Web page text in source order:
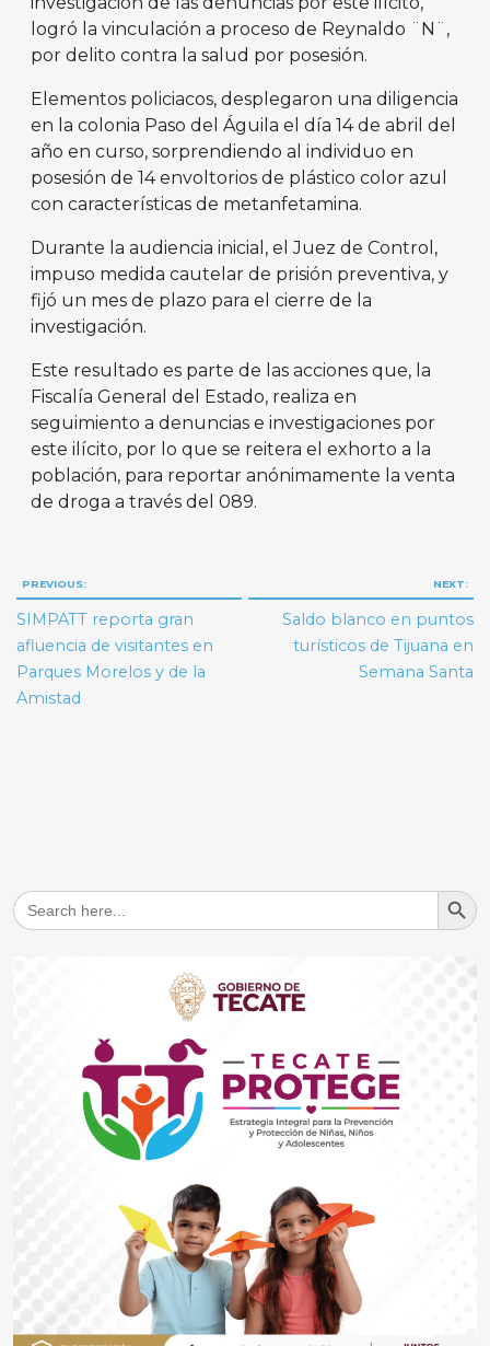
logró la vinculación a proceso de Reynaldo ¨N¨,
por delito contra la salud por posesión.
Elementos policiacos, desplegaron una diligencia
en la colonia Paso del Águila el día 14 de abril del
año en curso, sorprendiendo al individuo en
posesión de 14 envoltorios de plástico color azul
con características de metanfetamina.
Durante la audiencia inicial, el Juez de Control,
impuso medida cautelar de prisión preventiva, y
fijó un mes de plazo para el cierre de la
investigación.
Este resultado es parte de las acciones que, la
Fiscalía General del Estado, realiza en
seguimiento a denuncias e investigaciones por
este ilícito, por lo que se reitera el exhorto a la
población, para reportar anónimamente la venta
de droga a través del 089.
Navegación
de
entradas
PREVIOUS:
SIMPATT reporta gran
afluencia de visitantes en
Parques Morelos y de la
Amistad
NEXT:
Saldo blanco en puntos
turísticos de Tijuana en
Semana Santa
Search
for:
Search